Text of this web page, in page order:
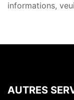
informations,
AUTRES